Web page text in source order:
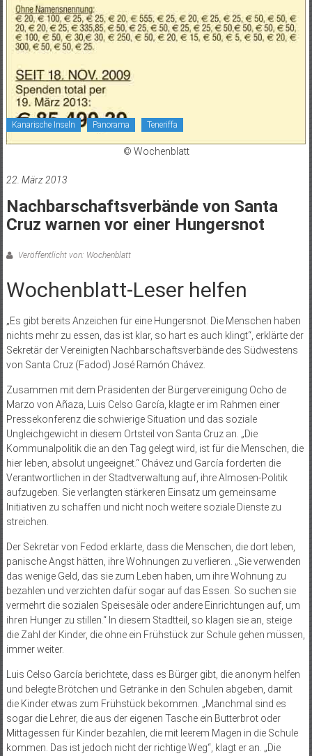
Kanarische Inseln Panorama Teneriffa
© Wochenblatt
22. März 2013
Nachbarschaftsverbände von Santa
Cruz warnen vor einer Hungersnot
Veröffentlicht von: Wochenblatt
Wochenblatt-Leser helfen
„Es gibt bereits Anzeichen für eine Hungersnot. Die Menschen haben
nichts mehr zu essen, das ist klar, so hart es auch klingt“, erklärte der
Sekretär der Vereinigten Nachbarschaftsverbände des Südwestens
von Santa Cruz (Fadod) José Ramón Chávez.
Zusammen mit dem Präsidenten der Bürgervereinigung Ocho de
Marzo von Añaza, Luis Celso García, klagte er im Rahmen einer
Pressekonferenz die schwierige Situation und das soziale
Ungleichgewicht in diesem Ortsteil von Santa Cruz an. „Die
Kommunalpolitik die an den Tag gelegt wird, ist für die Menschen, die
hier leben, absolut ungeeignet.“ Chávez und García forderten die
Verantwortlichen in der Stadtverwaltung auf, ihre Almosen-Politik
aufzugeben. Sie verlangten stärkeren Einsatz um gemeinsame
Initiativen zu schaffen und nicht noch weitere soziale Dienste zu
streichen.
Der Sekretär von Fedod erklärte, dass die Menschen, die dort leben,
panische Angst hätten, ihre Wohnungen zu verlieren. „Sie verwenden
das wenige Geld, das sie zum Leben haben, um ihre Wohnung zu
bezahlen und verzichten dafür sogar auf das Essen. So suchen sie
vermehrt die sozialen Speisesäle oder andere Einrichtungen auf, um
ihren Hunger zu stillen.“ In diesem Stadtteil, so klagen sie an, steige
die Zahl der Kinder, die ohne ein Frühstück zur Schule gehen müssen,
immer weiter.
Luis Celso García berichtete, dass es Bürger gibt, die anonym helfen
und belegte Brötchen und Getränke in den Schulen abgeben, damit
die Kinder etwas zum Frühstück bekommen. „Manchmal sind es
sogar die Lehrer, die aus der eigenen Tasche ein Butterbrot oder
Mittagessen für Kinder bezahlen, die mit leerem Magen in die Schule
kommen. Das ist jedoch nicht der richtige Weg“, klagt er an. „Die